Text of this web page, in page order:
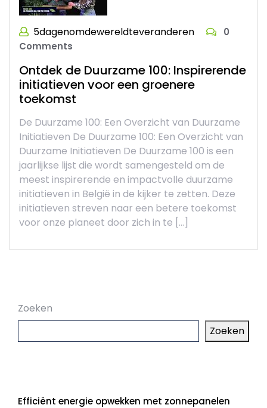
5dagenomdewereldteveranderen
0
Comments
Ontdek de Duurzame 100: Inspirerende
initiatieven voor een groenere
toekomst
De Duurzame 100: Een Overzicht van Duurzame
Initiatieven De Duurzame 100: Een Overzicht van
Duurzame Initiatieven De Duurzame 100 is een
jaarlijkse lijst die wordt samengesteld om de
meest inspirerende en impactvolle duurzame
initiatieven in België in de kijker te zetten. Deze
initiatieven streven naar een betere toekomst
voor onze planeet door zich in te […]
Zoeken
Zoeken
Efficiënt energie opwekken met zonnepanelen